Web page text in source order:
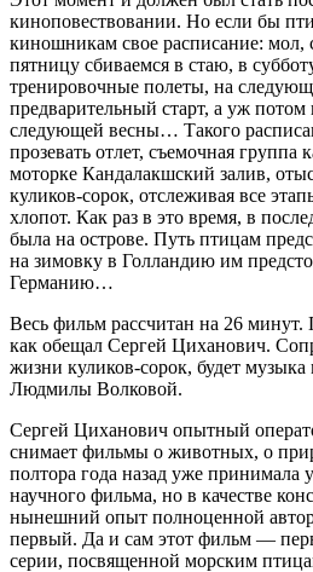
киноповествовании. Но если бы
киношникам свое расписание: мол,
пятницу сбиваемся в стаю, в
тренировочные полеты, на
предварительный старт, а уж
следующей весны… Такого
прозевать отлет, съемочная группа
моторке Кандалакшский залив,
куликов-сорок, отслеживая все
хлопот. Как раз в это время, в
была на острове. Путь птицам
на зимовку в Голландию им
Германию…
Весь фильм рассчитан на 26 минут.
как обещал Сергей Циханович.
жизни куликов-сорок, будет музыка
Людмилы Волковой.
Сергей Циханович опытный
снимает фильмы о животных, о
полтора года назад уже принимала
научного фильма, но в качестве
нынешний опыт полноценной
первый. Да и сам этот фильм —
серии, посвященной морским